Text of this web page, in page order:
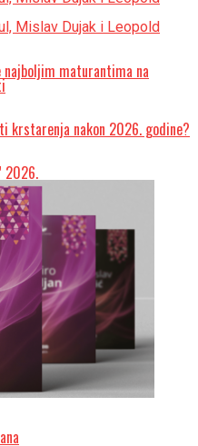
najboljim maturantima na
krstarenja nakon 2026. godine?
2026.